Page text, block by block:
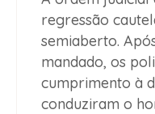
regressão
semiaberto.
mandado, os
cumprimento à
conduziram o